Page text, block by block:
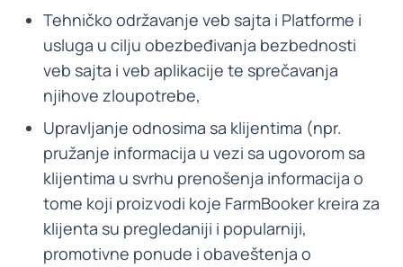
Tehničko održavanje veb sajta i Platforme i
usluga u cilju obezbeđivanja bezbednosti
veb sajta i veb aplikacije te sprečavanja
njihove zloupotrebe,
Upravljanje odnosima sa klijentima (npr.
pružanje informacija u vezi sa ugovorom sa
klijentima u svrhu prenošenja informacija o
tome koji proizvodi koje FarmBooker kreira za
klijenta su pregledaniji i popularniji,
promotivne ponude i obaveštenja o